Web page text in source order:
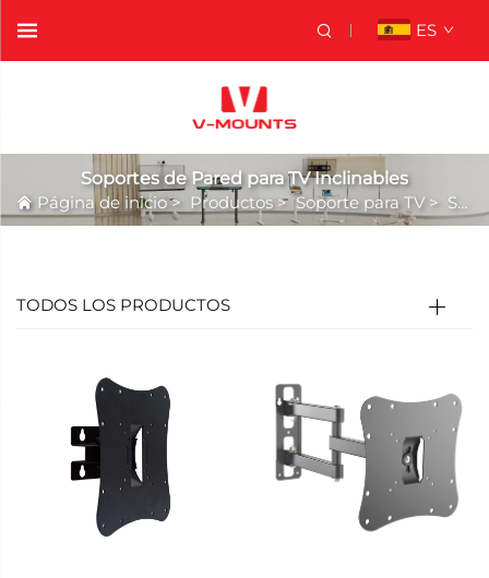
ES
Soportes de Pared para TV Inclinables
Página de inicio> Productos>Soporte para TV> Soportes de Pared para TV Inclinables
TODOS LOS PRODUCTOS